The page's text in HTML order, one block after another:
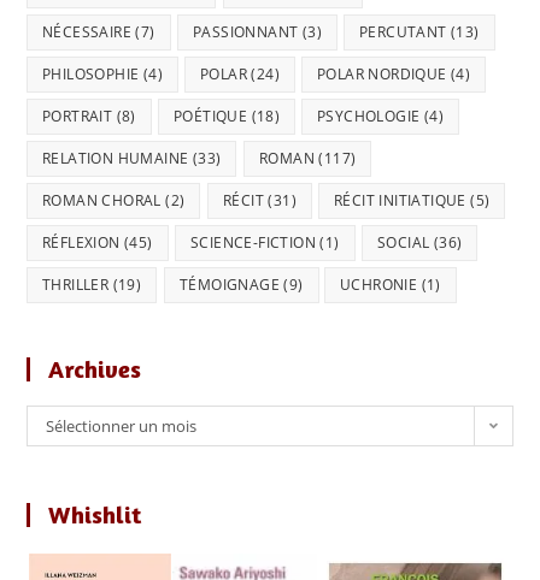
NÉCESSAIRE (7) PASSIONNANT (3) PERCUTANT (13)
PHILOSOPHIE (4) POLAR(24) POLAR NORDIQUE (4)
PORTRAIT (8) POÉTIQUE (18) PSYCHOLOGIE (4)
RELATION HUMAINE (33) ROMAN (117)
ROMAN CHORAL (2) RÉCIT(31) RÉCIT INITIATIQUE (5)
RÉFLEXION (45) SCIENCE-FICTION (1) SOCIAL (36)
THRILLER (19) TÉMOIGNAGE (9) UCHRONIE (1)
Archives
Archives
Sélectionner un mois
Whishlit